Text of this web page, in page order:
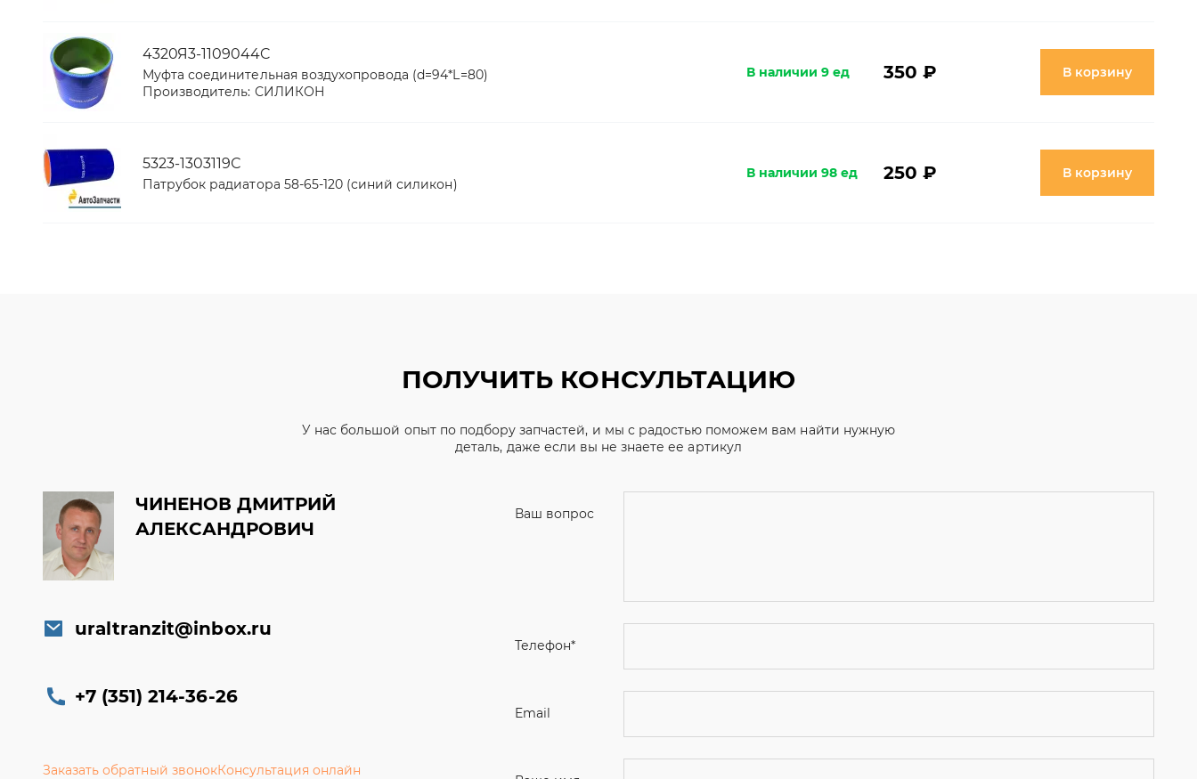
4320Я3-1109044C
Муфта соединительная воздухопровода (d=94*L=80)
Производитель: СИЛИКОН
В наличии 9 ед 350 ₽ В корзину
5323-1303119С
Патрубок радиатора 58-65-120 (синий силикон)
В наличии 98 ед 250 ₽ В корзину
ПОЛУЧИТЬ КОНСУЛЬТАЦИЮ
У нас большой опыт по подбору запчастей, и мы с радостью поможем вам найти нужную
деталь, даже если вы не знаете ее артикул
ЧИНЕНОВ ДМИТРИЙ
АЛЕКСАНДРОВИЧ
uraltranzit@inbox.ru
+7 (351) 214-36-26
Заказать обратный звонокКонсультация онлайн
Ваш вопрос
Я соглашаюсь с
Отправить